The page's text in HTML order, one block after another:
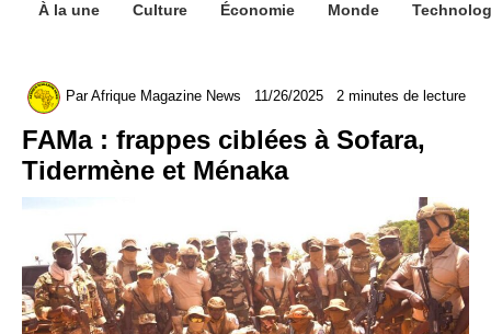
À la une Culture Économie Monde
ParAfrique Magazine News 11/26/2025 2 minutes de lecture
FAMa : frappes ciblées à Sofara,
Tidermène et Ménaka